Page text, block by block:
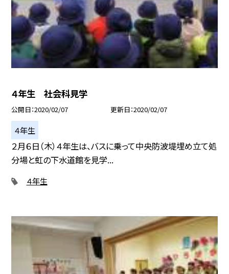
４年生 社会科見学
公開日 2020/02/07 更新日 2020/02/07
４年生
２月６日（木）４年生は、バスに乗って中央防波堤埋め立て処
分場と虹の下水道館を見学...
４年生